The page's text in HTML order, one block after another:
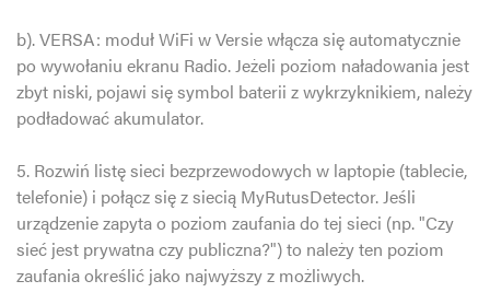
b). VERSA: moduł WiFi w Versie włącza się automatycznie
po wywołaniu ekranu Radio. Jeżeli poziom naładowania jest
zbyt niski, pojawi się symbol baterii z wykrzyknikiem, należy
podładować akumulator.
5. Rozwiń listę sieci bezprzewodowych w laptopie (tablecie,
telefonie) i połącz się z siecią MyRutusDetector. Jeśli
urządzenie zapyta o poziom zaufania do tej sieci (np. "Czy
sieć jest prywatna czy publiczna?") to należy ten poziom
zaufania określić jako najwyższy z możliwych.